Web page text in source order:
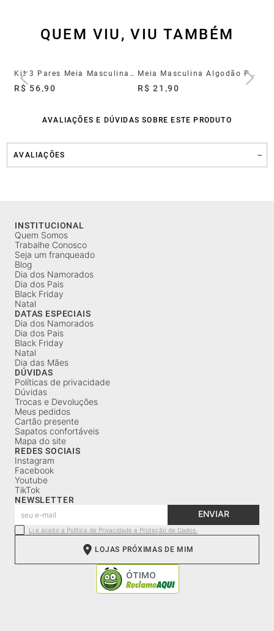
QUEM VIU, VIU TAMBÉM
Kit 3 Pares Meia Masculina Básica Algodão Poliamida Preta 39/44
R$ 56,90
Meia Masculina Algodão Poliamida Bege 39/44
R$ 21,90
AVALIAÇÕES E DÚVIDAS SOBRE ESTE PRODUTO
AVALIAÇÕES
INSTITUCIONAL
Quem Somos
Trabalhe Conosco
Seja um franqueado
Blog
Dia dos Namorados
Dia dos Pais
Black Friday
Natal
DATAS ESPECIAIS
Dia dos Namorados
Dia dos Pais
Black Friday
Natal
Dia das Mães
DÚVIDAS
Políticas de privacidade
Dúvidas
Trocas e Devoluções
Meus pedidos
Cartão presente
Sapatos confortáveis
Mapa do site
REDES SOCIAIS
Instagram
Facebook
Youtube
TikTok
NEWSLETTER
ENVIAR
Li e aceito a Política de Privacidade e Proteção de Dados.
LOJAS PRÓXIMAS DE MIM